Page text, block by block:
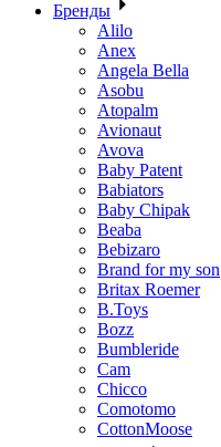
Бренды
Alilo
Anex
Angela Bella
Asobu
Atopalm
Avionaut
Avova
Baby Patent
Babiators
Baby Chipak
Beaba
Bebizaro
Brand for my son
Britax Roemer
B.Toys
Bozz
Bumbleride
Cam
Chicco
Comotomo
CottonMoose